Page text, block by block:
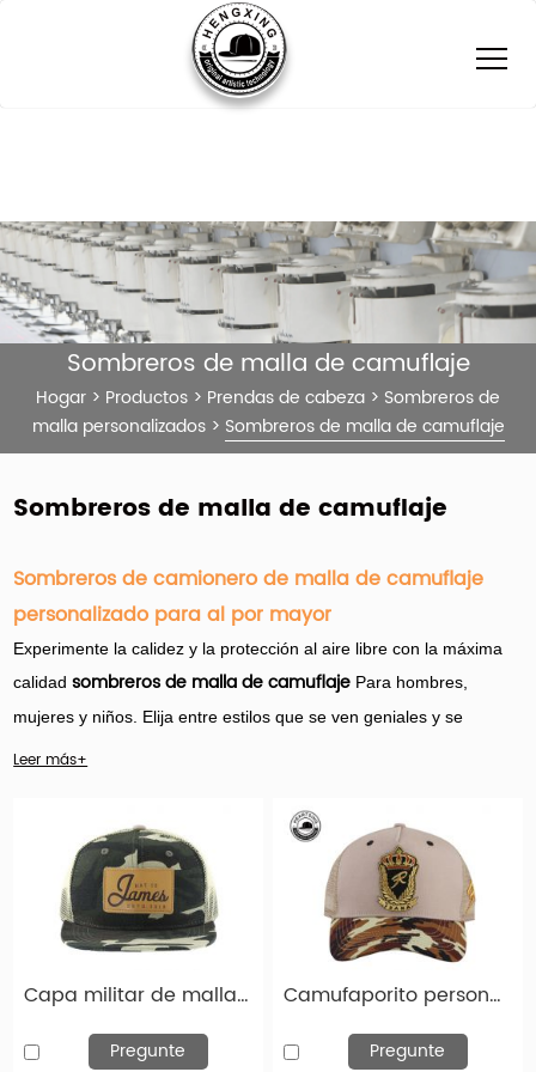
Sombreros de malla de camuflaje
Hogar > Productos > Prendas de cabeza > Sombreros de
malla personalizados> Sombreros de malla de camuflaje
Sombreros de malla de camuflaje
Sombreros de camionero de malla de camuflaje
personalizado para al por mayor
Experimente la calidez y la protección al aire libre con la máxima
calidadsombreros de malla de camuflaje Para hombres,
mujeres y niños. Elija entre estilos que se ven geniales y se
sienten geniales dentro y fuera del bosque. Explore la amplia
Hengxing Caps Factory (hx-caps.com) ofrece muchos productos
de sombreros de camionero de malla de camuflaje personalizados
para mayoristas. Y es importante que el nombre del juego aquí
sea la personalización.
Hay una amplia variedad de opciones personalizadas de
Leer más+
Capa militar de malla con borde de cuero y logotipo de parche de cuero
Pregunte
Camufaporito personalizado Camete camionero Camufas Camuflaje Bill Curred Mesh Hombo
Pregunte